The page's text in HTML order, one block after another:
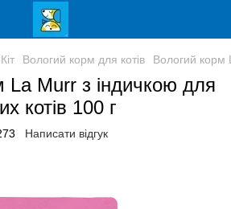
Кіт Вологий корм для котів Вологий корм
La Murr з індичкою для
котів 100 г
Написати відгук